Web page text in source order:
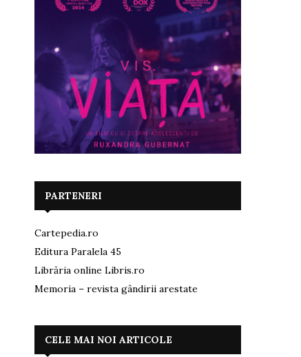
PARTENERI
Cartepedia.ro
Editura Paralela 45
Librăria online Libris.ro
Memoria – revista gândirii arestate
CELE MAI NOI ARTICOLE